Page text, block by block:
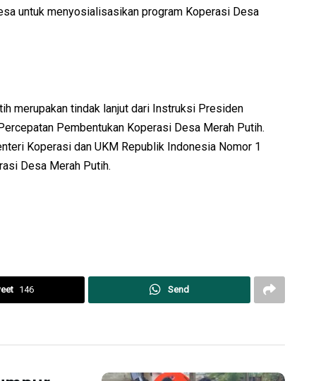
untuk menyosialisasikan program Koperasi Desa
merupakan tindak lanjut dari Instruksi Presiden
Pembentukan Koperasi Desa Merah Putih.
Koperasi dan UKM Republik Indonesia Nomor 1
Desa Merah Putih.
146 Send